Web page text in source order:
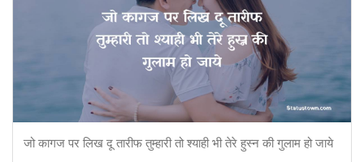
जो कागज पर लिख दू तारीफ तुम्हारी तो श्याही भी तेरे हुस्न की गुलाम हो जाये